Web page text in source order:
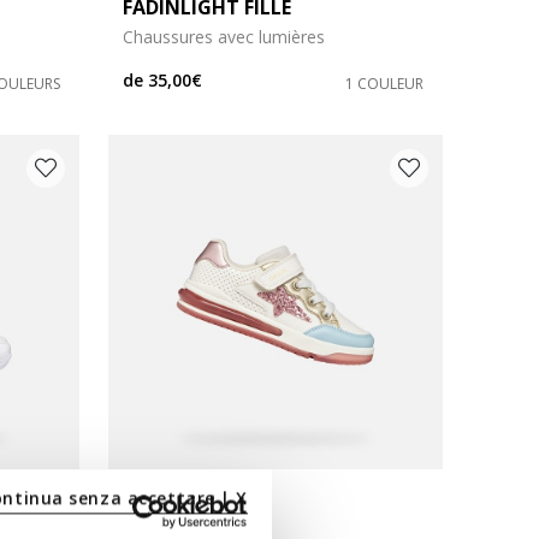
senza accettare | X
FADINLIGHT FILLE
Chaussures avec lumières
de 35,00€ 1 COULEUR
DERNIERS PRIX D'ÉTÉ
SKETLITE FILLE